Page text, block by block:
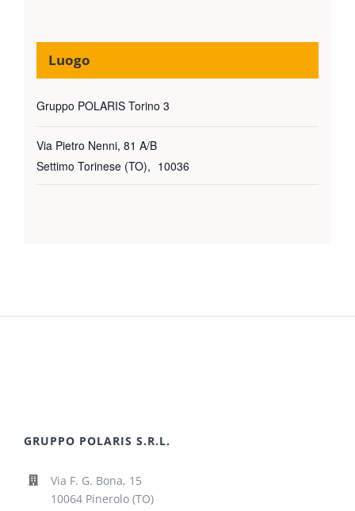
Luogo
Gruppo POLARIS Torino 3
Via Pietro Nenni, 81 A/B
Settimo Torinese (TO), 10036
GRUPPO POLARIS S.R.L.
Via F. G. Bona, 15
10064 Pinerolo (TO)